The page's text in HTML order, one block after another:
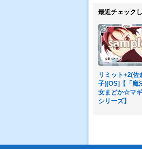
最近チェック
リミット+2(佐
子)[OS]【「魔
女まどか☆マギ
シリーズ】